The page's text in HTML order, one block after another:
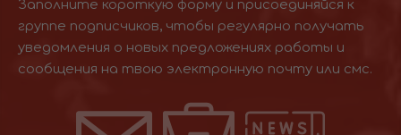
Заполните короткую форму и присоединяйся к
группе подписчиков, чтобы регулярно получать
уведомления о новых предложениях работы и
сообщения на твою электронную почту или смс.